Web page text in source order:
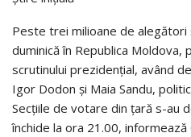
Peste trei milioane de alegători
duminică în Republica Moldova,
scrutinului prezidențial, având
Igor Dodon și Maia Sandu,
Secțiile de votare din țară s-au
închide la ora 21.00,